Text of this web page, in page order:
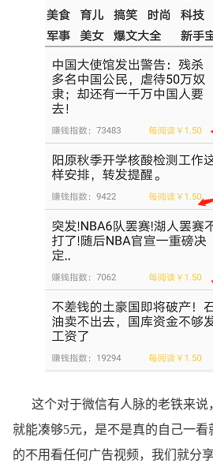
这个对于微信有人脉的老铁来说
就能凑够5元，是不是真的自己一
的不用看任何广告视频，我们就分